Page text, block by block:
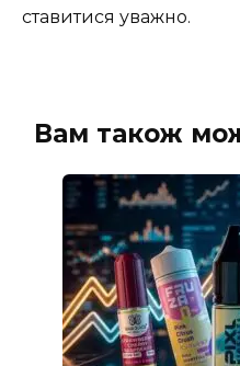
ставитися уважно.
Вам також